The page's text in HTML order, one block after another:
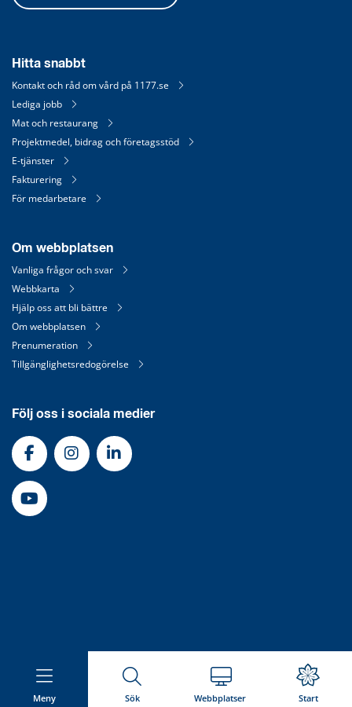
Meny Sök Webbplatser Start
Hitta snabbt
Kontakt och råd om vård på 1177.se
Lediga jobb
Mat och restaurang
Projektmedel, bidrag och företagsstöd
E-tjänster
Fakturering
För medarbetare
Om webbplatsen
Vanliga frågor och svar
Webbkarta
Hjälp oss att bli bättre
Om webbplatsen
Prenumeration
Tillgänglighetsredogörelse
Följ oss i sociala medier